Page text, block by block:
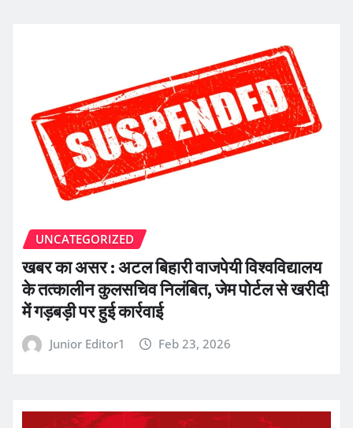
UNCATEGORIZED
खबर का असर : अटल बिहारी वाजपेयी विश्वविद्यालय
के तत्कालीन कुलसचिव निलंबित, जेम पोर्टल से खरीदी
में गड़बड़ी पर हुई कार्रवाई
Junior Editor1 Feb 23, 2026